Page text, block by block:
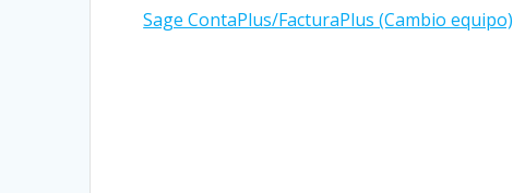
Sage ContaPlus/FacturaPlus (Cambio equipo)